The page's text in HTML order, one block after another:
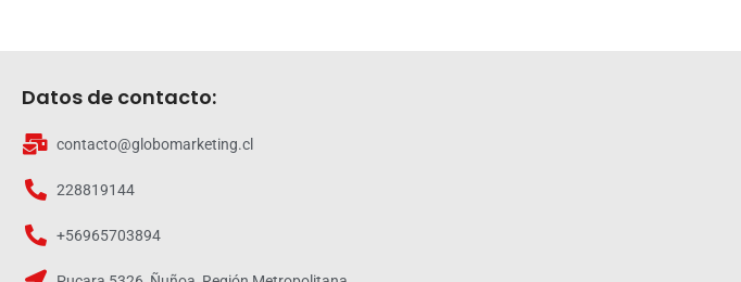
Datos de contacto:
contacto@globomarketing.cl
228819144
+56965703894